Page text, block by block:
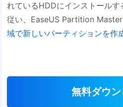
れているHDDにインストール
従い、EaseUS Partition
域で新しいパーティションを作
無料ダウ